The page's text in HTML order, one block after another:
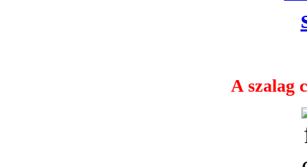
A szalag